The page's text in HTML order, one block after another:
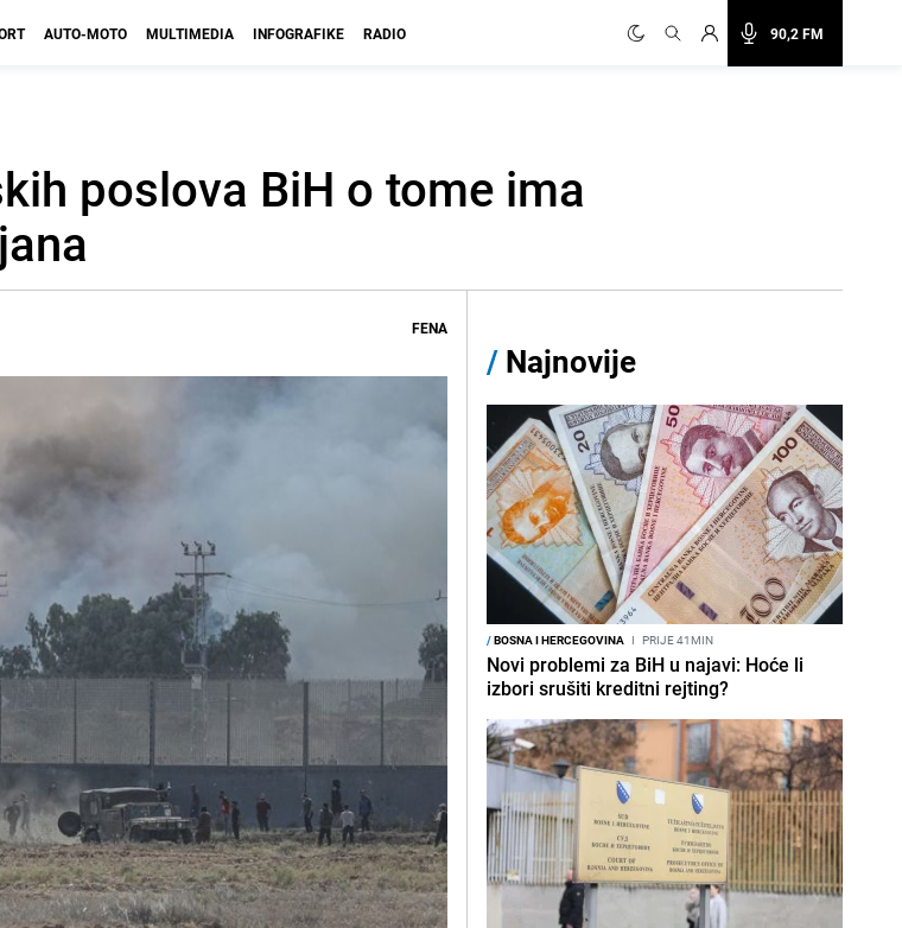
90,2 FM
AUTO-MOTO MULTIMEDIA INFOGRAFIKE RADIO
poslova BiH o tome ima
FENA
/ Najnovije
/BOSNA I HERCEGOVINA I PRIJE 41MIN
Novi problemi za BiH u najavi: Hoće li
izbori srušiti kreditni rejting?